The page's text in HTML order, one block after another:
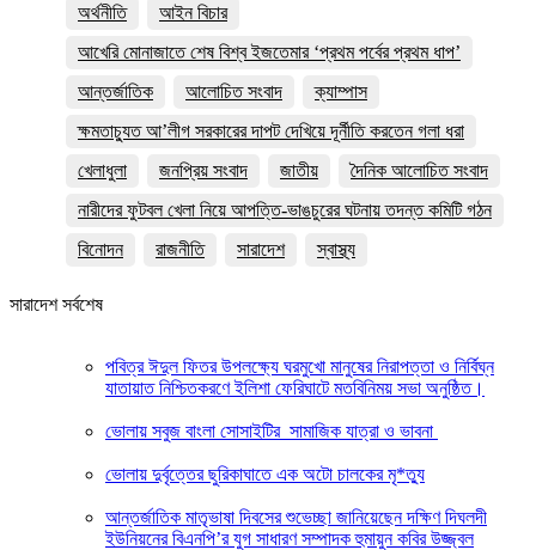
অর্থনীতি
আইন বিচার
আখেরি মোনাজাতে শেষ বিশ্ব ইজতেমার ‘প্রথম পর্বের প্রথম ধাপ’
আন্তর্জাতিক
আলোচিত সংবাদ
ক্যাম্পাস
ক্ষমতাচ্যুত আ’লীগ সরকারের দাপট দেখিয়ে দূর্নীতি করতেন গলা ধরা
খেলাধুলা
জনপ্রিয় সংবাদ জাতীয়
দৈনিক আলোচিত সংবাদ
নারীদের ফুটবল খেলা নিয়ে আপত্তি-ভাঙচুরের ঘটনায় তদন্ত কমিটি গঠন
বিনোদন
রাজনীতি সারাদেশ স্বাস্থ্য
সারাদেশ সর্বশেষ
পবিত্র ঈদুল ফিতর উপলক্ষ্যে ঘরমুখো মানুষের নিরাপত্তা ও নির্বিঘ্ন
যাতায়াত নিশ্চিতকরণে ইলিশা ফেরিঘাটে মতবিনিময় সভা অনুষ্ঠিত।
ভোলায় সবুজ বাংলা সোসাইটির সামাজিক যাত্রা ও ভাবনা
ভোলায় দুর্বৃত্তের ছুরিকাঘাতে এক অটো চালকের মৃ*ত্যু
আন্তর্জাতিক মাতৃভাষা দিবসের শুভেচ্ছা জানিয়েছেন দক্ষিণ দিঘলদী
ইউনিয়নের বিএনপি’র যুগ সাধারণ সম্পাদক হুমায়ুন কবির উজ্জ্বল